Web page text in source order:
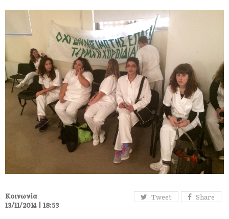
Tweet Share
Κοινωνία
13/11/2014 | 18:53